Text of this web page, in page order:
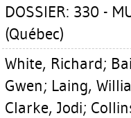
DOSSIER: 330 -
(Québec)
White, Richard;
Gwen; Laing,
Clarke, Jodi;